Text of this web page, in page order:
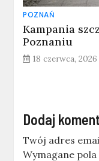
POZNAŃ
Kampania
Poznaniu
18 czerwca, 2026
Dodaj
Twój adres
Wymagane